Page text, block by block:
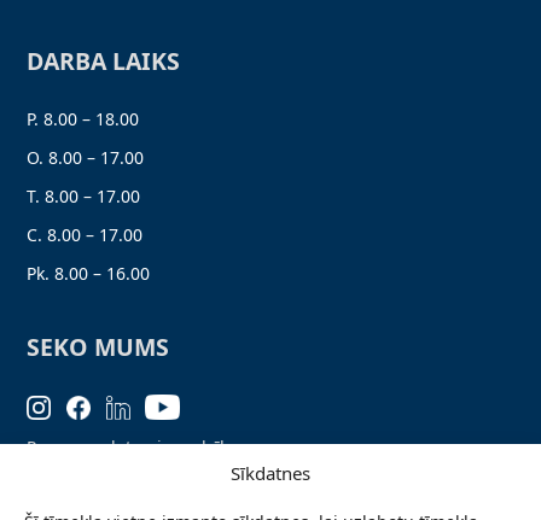
Sīkdatnes
DARBA LAIKS
P. 8.00 – 18.00
O. 8.00 – 17.00
T. 8.00 – 17.00
C. 8.00 – 17.00
Pk. 8.00 – 16.00
SEKO MUMS
Personas datu aizsardzība